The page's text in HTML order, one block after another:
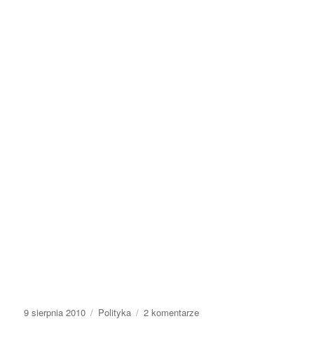
Data
9 sierpnia 2010 Kategorie
Polityka 2 komentarzedo